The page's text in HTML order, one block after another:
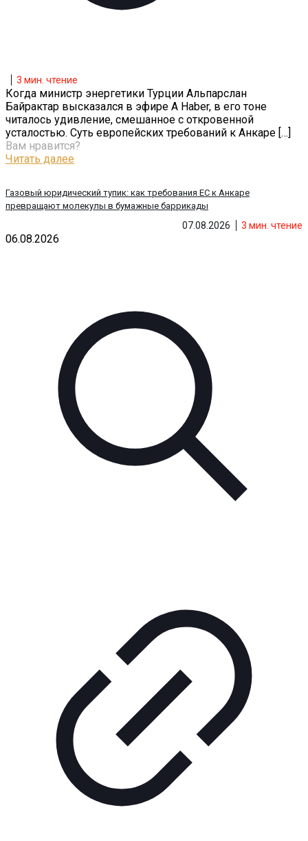
3 мин. чтение
07.08.2026
Газовый юридический тупик: как требования ЕС к Анкаре
превращают молекулы в бумажные баррикады
3 мин. чтение
Когда министр энергетики Турции Альпарслан
Байрактар высказался в эфире A Haber, в его тоне
читалось удивление, смешанное с откровенной
усталостью. Суть европейских требований к Анкаре […]
Вам нравится?
Читать далее
06.08.2026